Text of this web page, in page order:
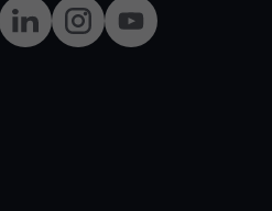
LinkedInInstagramYouTube